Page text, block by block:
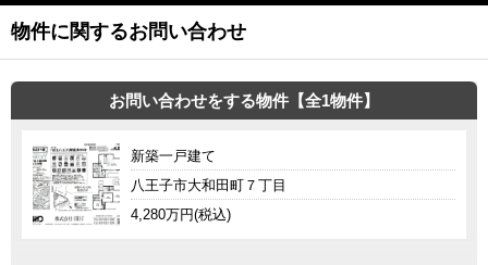
物件に関するお問い合わせ
お問い合わせをする物件【全1物件】
新築一戸建て
八王子市大和田町７丁目
4,280万円(税込)